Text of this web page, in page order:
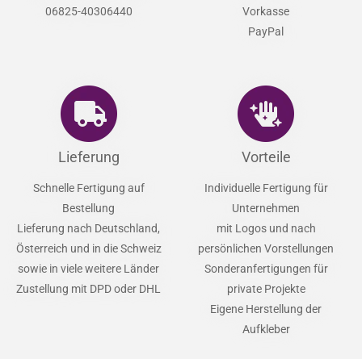
06825-40306440
Vorkasse
PayPal
Lieferung
Schnelle Fertigung auf
Bestellung
Lieferung nach Deutschland,
Österreich und in die Schweiz
sowie in viele weitere Länder
Zustellung mit DPD oder DHL
Vorteile
Individuelle Fertigung für
Unternehmen
mit Logos und nach
persönlichen Vorstellungen
Sonderanfertigungen für
private Projekte
Eigene Herstellung der
Aufkleber